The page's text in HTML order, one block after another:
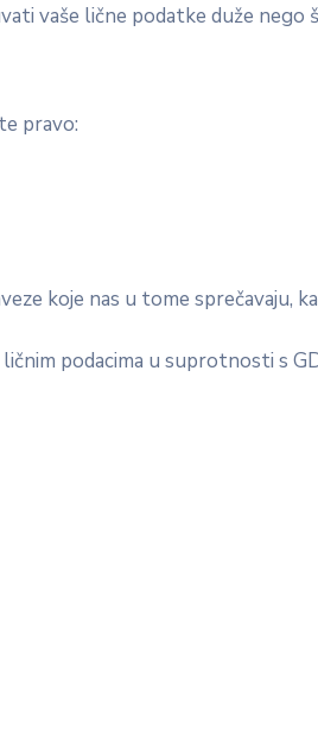
vaše lične podatke duže
pravo:
koje nas u tome sprečavaju,
podacima u suprotnosti s